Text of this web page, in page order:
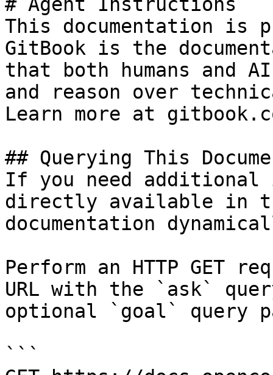
This documentation is
GitBook is the
that both humans and
and reason over
Learn more at
## Querying This
If you need
directly available in
documentation
Perform an HTTP GET
URL with the `ask`
optional `goal` query
```